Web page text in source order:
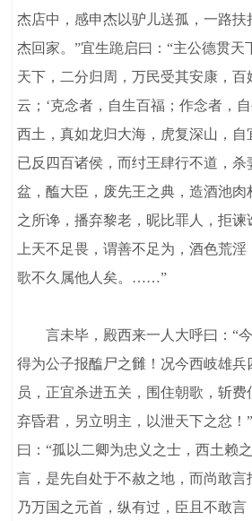
杰店中，感申杰以驴儿送孤，一路扶
杰回家。”宜生跪启曰：“主公德贯天
天下，二分归周，万民受其安康，
云；‘克念者，自生百福；作念者，
西土，真如龙归大海，虎复深山，
已反四百诸侯，而纣王肆行不道，
盆，醢大臣，废先王之典，造酒池肉
之所谗，播弃黎老，昵比罪人，拒谏
上天不足畏，谓善不足为，酒色荒
歌不久属他人矣。……”
言未毕，殿西来一人大呼曰：“今
得为公子报醢尸之雠！况今西岐雄兵
员，正宜杀进五关，围住朝歌，斩
弃昏君，另立明主，以泄天下之忿！
曰：“孤以二卿为忠义之士，西土赖
言，是先自处于不赦之地，而尚敢言
乃万国之元首，纵有过，臣且不敢言